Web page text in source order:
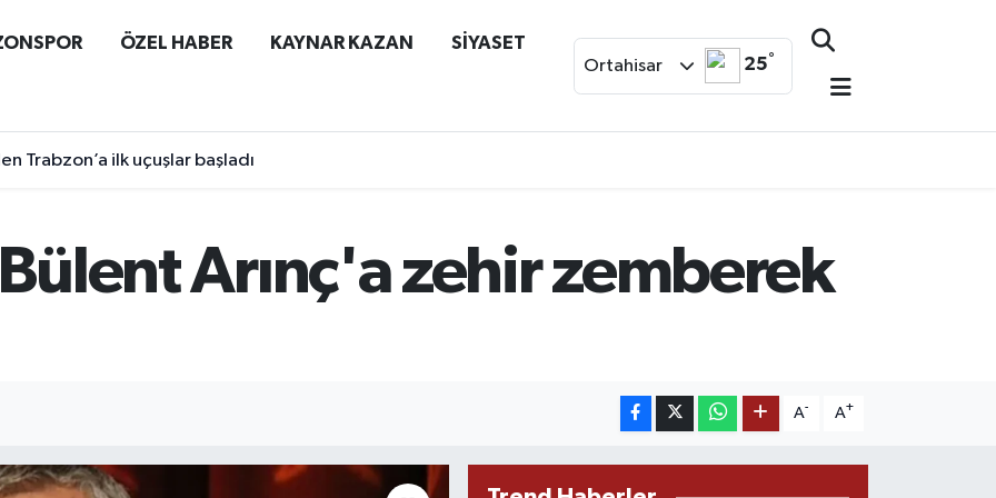
ÖZEL HABER KAYNAR KAZAN SİYASET
Ortahisar 25°
Trabzon’a ilk uçuşlar başladı
Arınç'a zehir zemberek
A- A+